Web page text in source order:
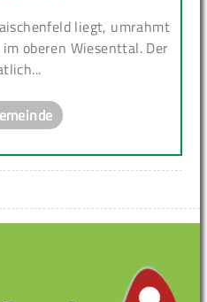
liegt, umrahmt
oberen Wiesenttal. Der